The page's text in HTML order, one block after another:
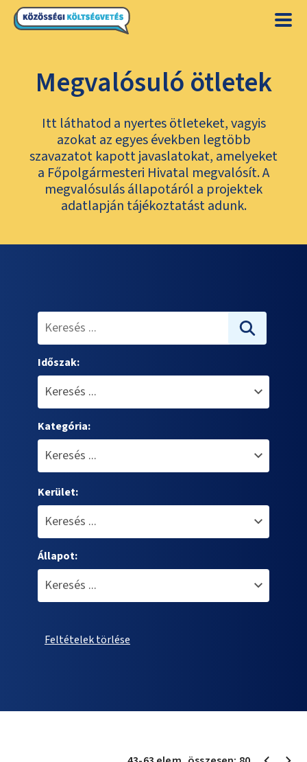
Megvalósuló ötletek
Itt láthatod a nyertes ötleteket, vagyis
azokat az egyes években legtöbb
szavazatot kapott javaslatokat, amelyeket
a Főpolgármesteri Hivatal megvalósít. A
megvalósulás állapotáról a projektek
adatlapján tájékoztatást adunk.
Időszak:
Kategória:
Kerület:
Állapot:
Feltételek törlése